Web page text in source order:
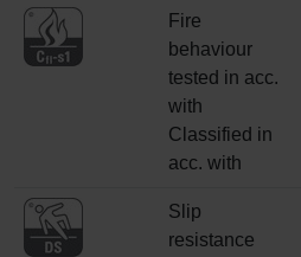
Fire
behaviour
tested in acc.
with
Classified in
acc. with
Slip
resistance